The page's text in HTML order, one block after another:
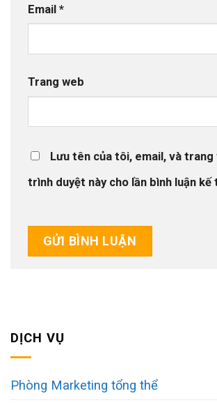
Email *
Trang web
Lưu tên của tôi, email, và
trình duyệt này cho lần bình luận kế
DỊCH VỤ
Phòng Marketing tổng thể